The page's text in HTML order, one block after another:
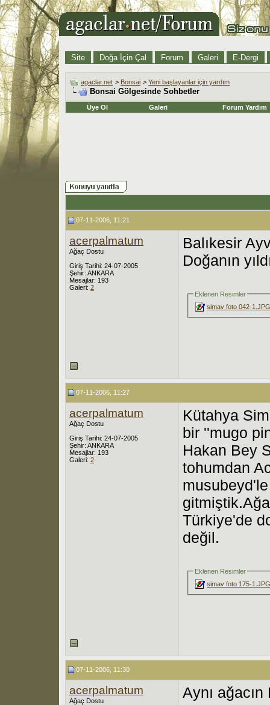
Site Doğa İçin Çal Forum Galeri E-Dergi
agaclar.net > Bonsai > Yeni başlayanlar için yardım
Bonsai Gölgesinde Sohbetler
Üye Ol Galeri Forum Yardım
07-11-2006, 11:21
acerpalmatum
Ağaç Dostu
Giriş Tarihi: 24-07-2005
Şehir: ANKARA
Mesajlar: 193
Galeri: 2
Balıkesir
Doğanın
Eklenen Resimler
simav foto 042-
07-11-2006, 11:27
acerpalmatum
Ağaç Dostu
Giriş Tarihi: 24-07-2005
Şehir: ANKARA
Mesajlar: 193
Galeri: 2
Kütahya
bir ''mugo
Hakan Bey
tohumdan
Türkiye'de
değil.
Eklenen Resimler
simav foto 175-
07-11-2006, 11:30
acerpalmatum
Ağaç Dostu
Aynı